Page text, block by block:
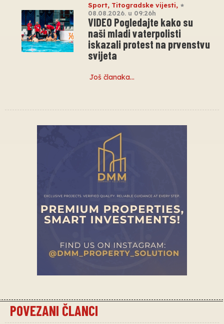
Sport, Titogradske vijesti,
08.08.2026. u 09:26h
VIDEO Pogledajte kako su
naši mladi vaterpolisti
iskazali protest na prvenstvu
svijeta
Još članaka…
POVEZANI ČLANCI